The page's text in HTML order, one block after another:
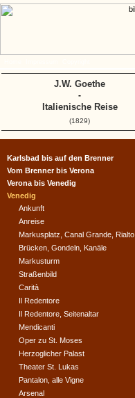
Karlsbad bis auf den Brenner
Vom Brenner bis Verona
Verona bis Venedig
Venedig
Ankunft
Anreise
Markusplatz, Canal Grande, Rialto
Brücken, Gondeln, Kanäle
Markusturm
Straßenbild
Carità
Il Redentore
Il Redentore, Seitenaltar
Mendicanti
Oper zu St. Moses
Herzoglicher Palast
Theater St. Lukas
Pantalon, alle Vigne
Arsenal
J.W. Goethe
-
Italienische Reise
(1829)